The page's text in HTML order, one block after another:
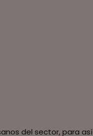
del sector, para así